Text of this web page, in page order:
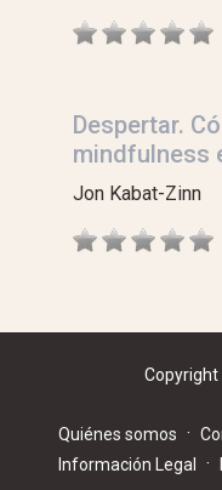
Despertar.
mindfulness
Jon Kabat-Zinn
Quiénes somos ·
Información Legal ·